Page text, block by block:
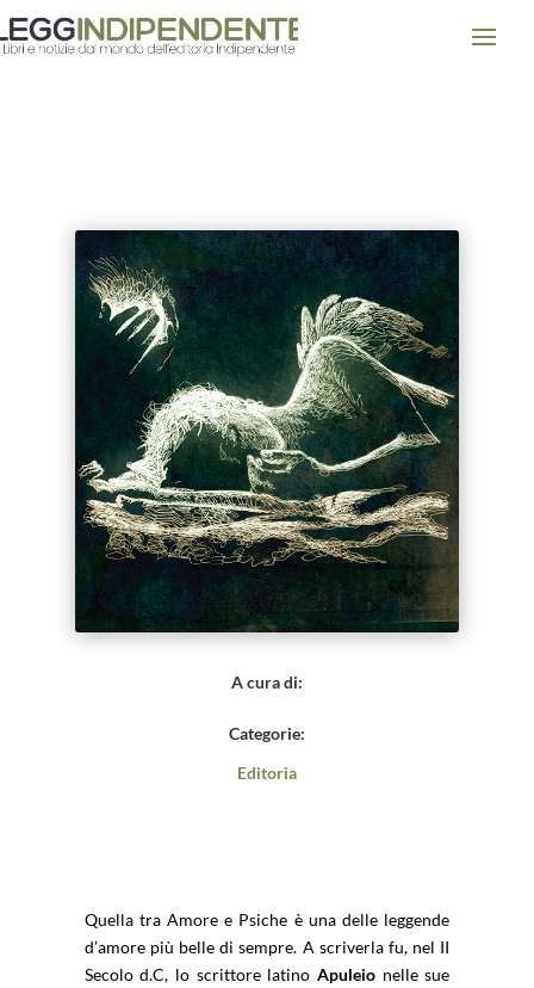
A cura di:
Categorie:
Editoria
Quella tra Amore e Psiche è una delle leggende
d’amore più belle di sempre. A scriverla fu, nel II
Secolo d.C, lo scrittore latino Apuleionelle sue